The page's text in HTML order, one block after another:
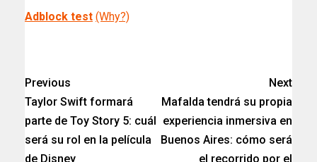
Adblock test (Why?)
Previous
Taylor Swift formará
parte de Toy Story 5: cuál
será su rol en la película
de Disney
Next
Mafalda tendrá su propia
experiencia inmersiva en
Buenos Aires: cómo será
el recorrido por el